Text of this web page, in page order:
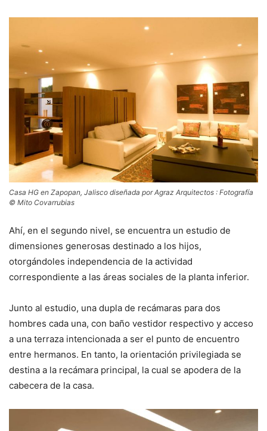
Casa HG en Zapopan, Jalisco diseñada por Agraz Arquitectos : Fotografía
© Mito Covarrubias
Ahí, en el segundo nivel, se encuentra un estudio de
dimensiones generosas destinado a los hijos,
otorgándoles independencia de la actividad
correspondiente a las áreas sociales de la planta inferior.
Junto al estudio, una dupla de recámaras para dos
hombres cada una, con baño vestidor respectivo y acceso
a una terraza intencionada a ser el punto de encuentro
entre hermanos. En tanto, la orientación privilegiada se
destina a la recámara principal, la cual se apodera de la
cabecera de la casa.